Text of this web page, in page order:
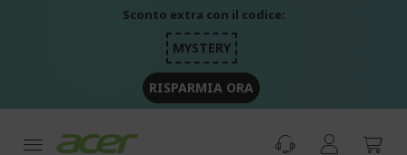
Sconto extra con il codice:
MYSTERY
RISPARMIA ORA